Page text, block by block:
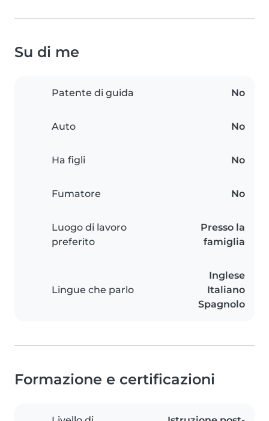
Su di me
Patente di guida No
Auto No
Ha figli No
Fumatore No
Luogo di lavoro
preferito
Presso la
famiglia
Lingue che parlo
Inglese
Italiano
Spagnolo
Formazione e certificazioni